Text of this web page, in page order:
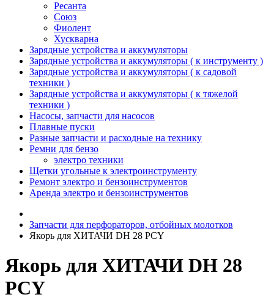
Ресанта
Союз
Фиолент
Хускварна
Зарядные устройства и аккумуляторы
Зарядные устройства и аккумуляторы ( к инструменту )
Зарядные устройства и аккумуляторы ( к садовой
техники )
Зарядные устройства и аккумуляторы ( к тяжелой
техники )
Насосы, запчасти для насосов
Плавные пуски
Разные запчасти и расходные на технику
Ремни для бензо
электро техники
Щетки угольные к электроинструменту
Ремонт электро и бензоинструментов
Аренда электро и бензоинструментов
Запчасти для перфораторов, отбойных молотков
Якорь для ХИТАЧИ DH 28 PCY
Якорь для ХИТАЧИ DH 28
PCY